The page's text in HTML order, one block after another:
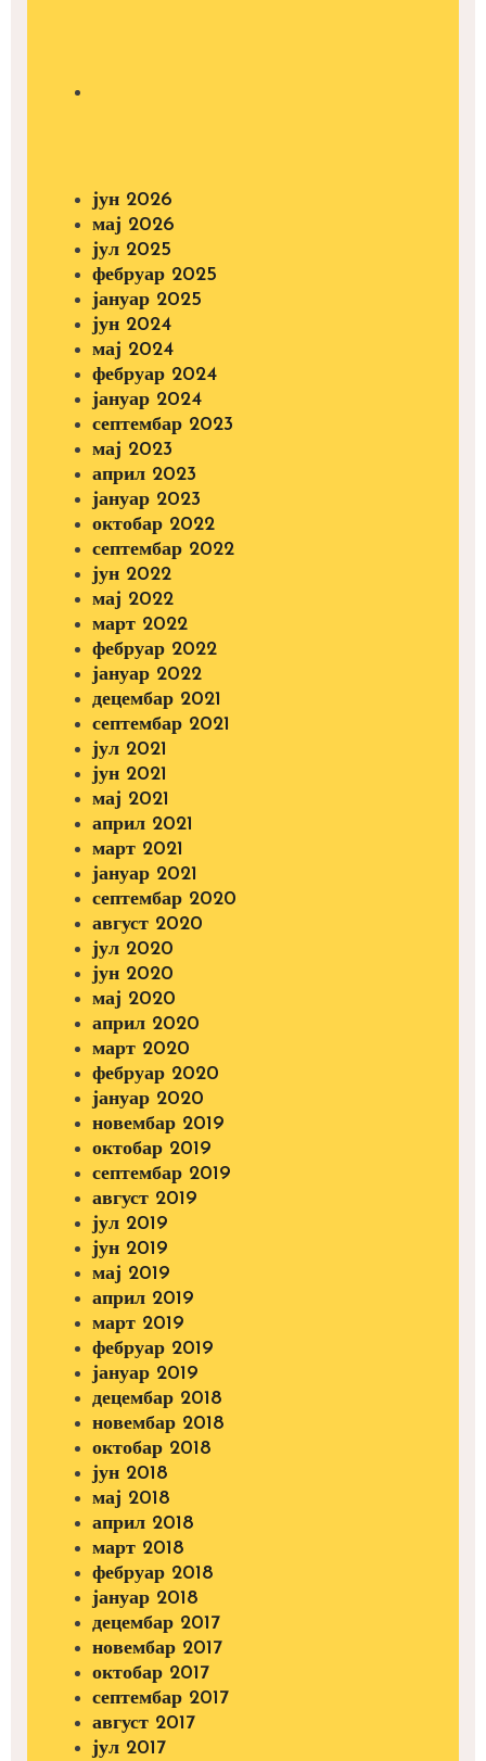
јун 2026
мај 2026
јул 2025
фебруар 2025
јануар 2025
јун 2024
мај 2024
фебруар 2024
јануар 2024
септембар 2023
мај 2023
април 2023
јануар 2023
октобар 2022
септембар 2022
јун 2022
мај 2022
март 2022
фебруар 2022
јануар 2022
децембар 2021
септембар 2021
јул 2021
јун 2021
мај 2021
април 2021
март 2021
јануар 2021
септембар 2020
август 2020
јул 2020
јун 2020
мај 2020
април 2020
март 2020
фебруар 2020
јануар 2020
новембар 2019
октобар 2019
септембар 2019
август 2019
јул 2019
јун 2019
мај 2019
април 2019
март 2019
фебруар 2019
јануар 2019
децембар 2018
новембар 2018
октобар 2018
јун 2018
мај 2018
април 2018
март 2018
фебруар 2018
јануар 2018
децембар 2017
новембар 2017
октобар 2017
септембар 2017
август 2017
јул 2017